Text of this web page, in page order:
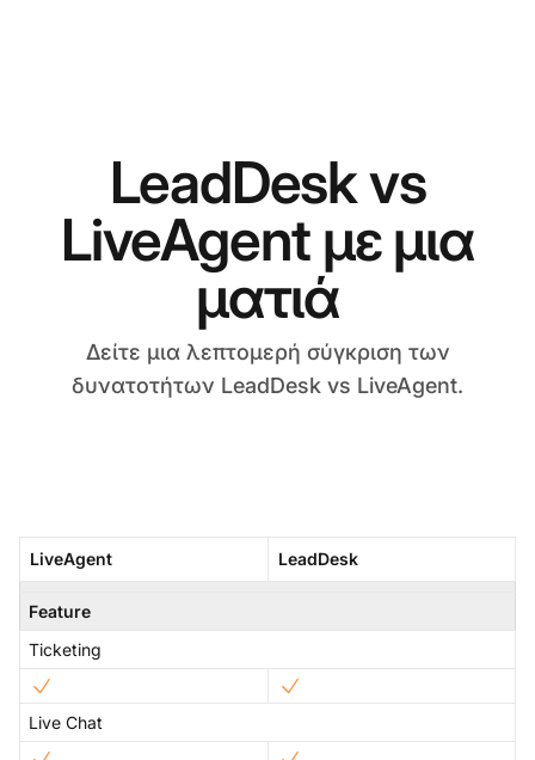
LeadDesk vs
LiveAgent με μια
ματιά
Δείτε μια λεπτομερή σύγκριση των
δυνατοτήτων LeadDesk vs LiveAgent.
LiveAgent LeadDesk
Feature
Ticketing
Live Chat